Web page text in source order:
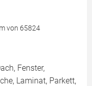
von 65824
Fenster,
Laminat, Parkett,